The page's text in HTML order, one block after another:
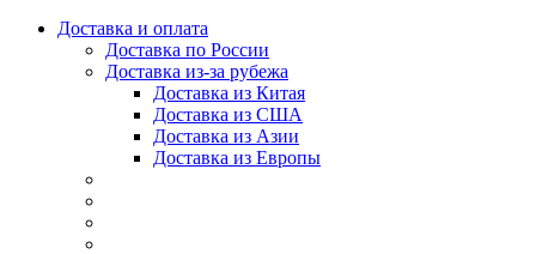
Доставка и оплата
Доставка по России
Доставка из-за рубежа
Доставка из Китая
Доставка из США
Доставка из Азии
Доставка из Европы